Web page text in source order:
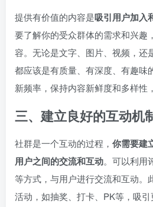
提供有价值的内容是吸引用户加入
要了解你的受众群体的需求和兴趣
容。无论是文字、图片、视频，还
都应该是有质量、有深度、有趣味
新频率，保持内容新鲜度和多样性
三、建立良好的互动机
社群是一个互动的过程， 你需要建
用户之间的交流和互动。可以利用
等方式，与用户进行交流和互动。
活动，如抽奖、打卡、PK等，吸